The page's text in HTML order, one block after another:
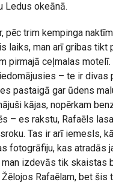
Ledus okeānā.
pēc trim kempinga
laiks, man arī gribas
pirmajā ceļmalas
– te ir divas
pastaigā gar ūdens
kājas, nopērkam
– es rakstu, Rafaēls
Tas ir arī iemesls,
fotogrāfiju, kas atradās
izdevās tik skaistas
Rafaēlam, bet